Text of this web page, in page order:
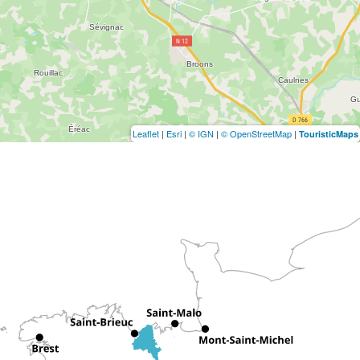
Leaflet | Esri | © IGN | © OpenStreetMap | TouristicMaps